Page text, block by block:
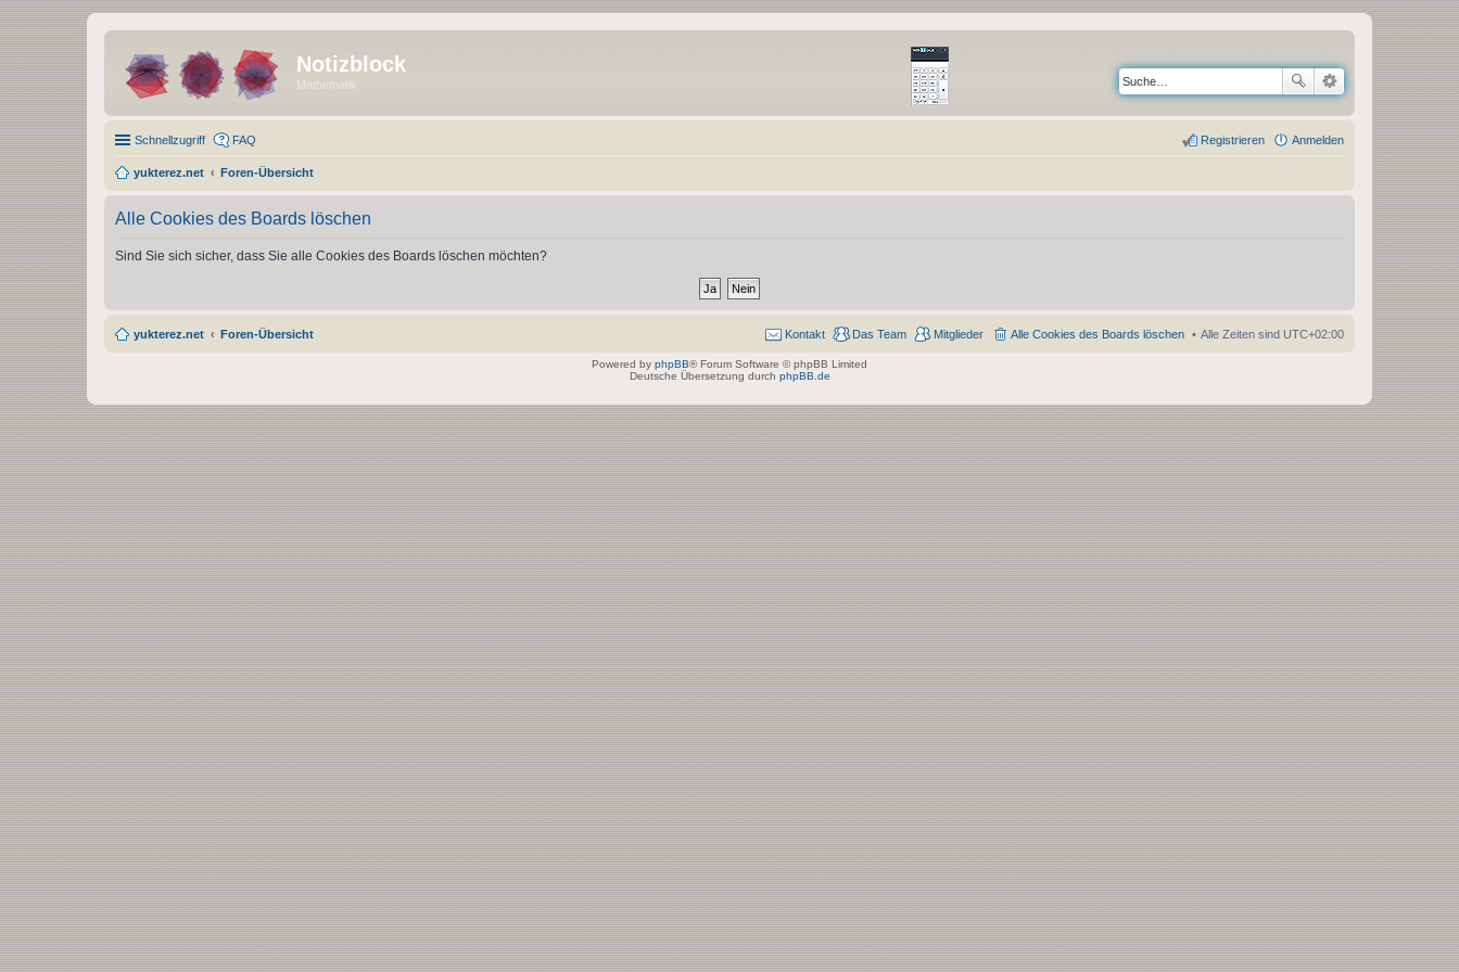
Notizblock
Mathematik
Schnellzugriff FAQ Anmelden
Registrieren
yukterez.net Foren-Übersicht
Alle Cookies des Boards löschen
Sind Sie sich sicher, dass Sie alle Cookies des Boards löschen möchten?
yukterez.net Foren-Übersicht Alle Zeiten sind UTC+02:00
Alle Cookies des Boards löschen
Mitglieder
Das Team
Kontakt
Powered by phpBB® Forum Software © phpBB Limited
Deutsche Übersetzung durch phpBB.de